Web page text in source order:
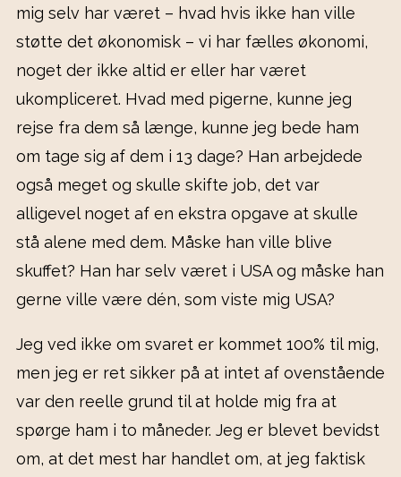
mig selv har været – hvad hvis ikke han ville
støtte det økonomisk – vi har fælles økonomi,
noget der ikke altid er eller har været
ukompliceret. Hvad med pigerne, kunne jeg
rejse fra dem så længe, kunne jeg bede ham
om tage sig af dem i 13 dage? Han arbejdede
også meget og skulle skifte job, det var
alligevel noget af en ekstra opgave at skulle
stå alene med dem. Måske han ville blive
skuffet? Han har selv været i USA og måske han
gerne ville være dén, som viste mig USA?
Jeg ved ikke om svaret er kommet 100% til mig,
men jeg er ret sikker på at intet af ovenstående
var den reelle grund til at holde mig fra at
spørge ham i to måneder. Jeg er blevet bevidst
om, at det mest har handlet om, at jeg faktisk